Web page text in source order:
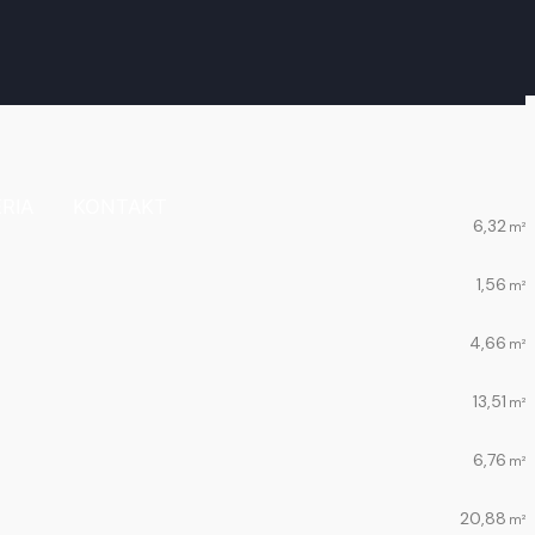
6,32 m²
1,56 m²
4,66 m²
13,51 m²
6,76 m²
20,88 m²